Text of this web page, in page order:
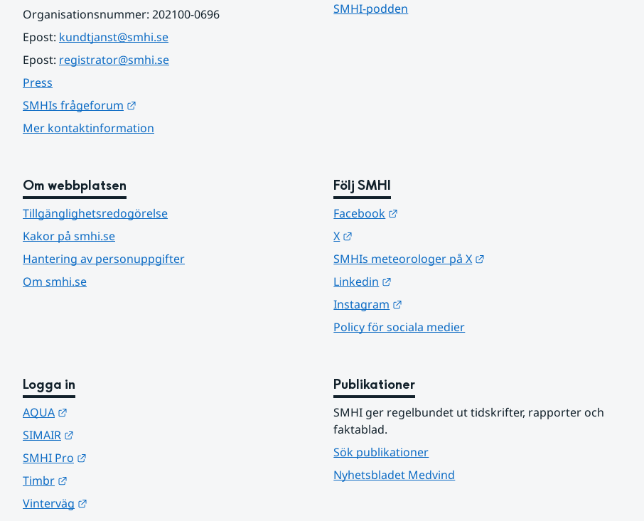
Organisationsnummer: 202100-0696
Epost: kundtjanst@smhi.se
Epost: registrator@smhi.se
Press
SMHIs frågeforum
Mer kontaktinformation
SMHI-podden
Om webbplatsen
Tillgänglighetsredogörelse
Kakor på smhi.se
Hantering av personuppgifter
Om smhi.se
Följ SMHI
Facebook
X
SMHIs meteorologer på X
Linkedin
Instagram
Policy för sociala medier
Logga in
AQUA
SIMAIR
SMHI Pro
Timbr
Vinterväg
Publikationer
SMHI ger regelbundet ut tidskrifter, rapporter och
faktablad.
Sök publikationer
Nyhetsbladet Medvind